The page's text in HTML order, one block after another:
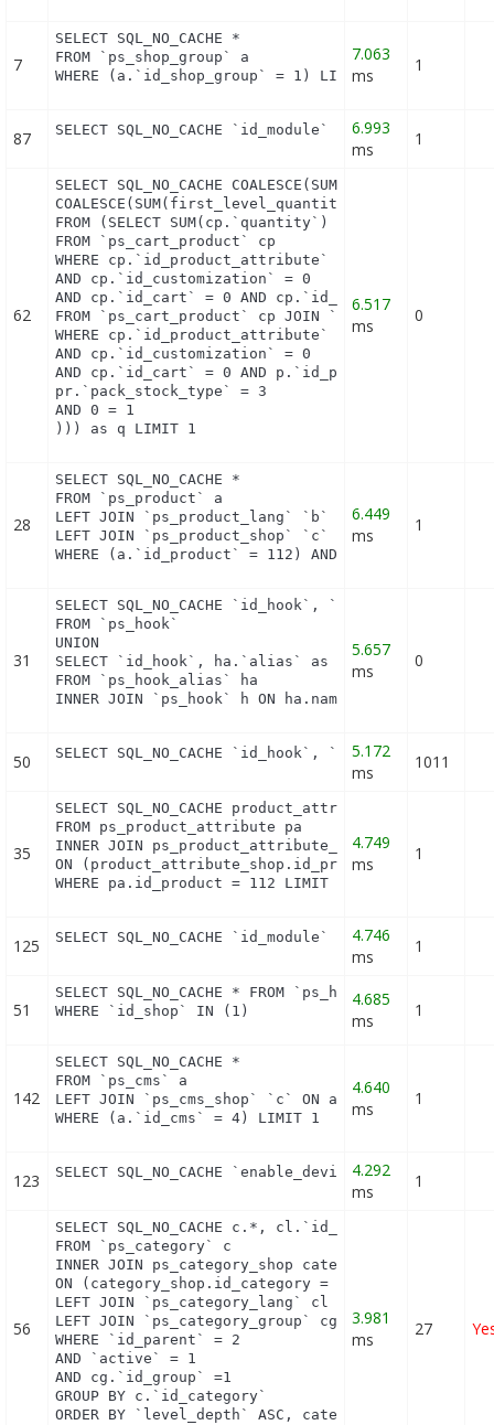
7
SELECT SQL_NO_CACHE *
FROM `ps_shop_group` a
WHERE (a.`id_shop_group` = 1) LIMIT 1
7.063
ms
1
87 SELECT SQL_NO_CACHE `id_module` FROM
6.993
ms
1
62
SELECT SQL_NO_CACHE
COALESCE(SUM(first_level_quantity), 0) as
FROM (SELECT SUM(cp.`quantity`) as
FROM `ps_cart_product` cp
WHERE cp.`id_product_attribute` = 0
AND cp.`id_customization` = 0
AND cp.`id_cart` = 0 AND cp.`id_product` = 112
FROM `ps_cart_product` cp JOIN `ps_pack` p ON
WHERE cp.`id_product_attribute` = 0
AND cp.`id_customization` = 0
AND cp.`id_cart` = 0 AND p.`id_product_item` =
pr.`pack_stock_type` = 3
AND 0 = 1
))) as q LIMIT 1
6.517
ms
0
28
SELECT SQL_NO_CACHE *
FROM `ps_product` a
LEFT JOIN `ps_product_lang` `b` ON
LEFT JOIN `ps_product_shop` `c` ON
WHERE (a.`id_product` = 112) AND (b.`id_shop` =
6.449
ms
1
31
SELECT SQL_NO_CACHE `id_hook`, `name`
FROM `ps_hook`
UNION
SELECT `id_hook`, ha.`alias` as name
FROM `ps_hook_alias` ha
INNER JOIN `ps_hook` h ON ha.name = h.name
5.657
ms
0
50 SELECT SQL_NO_CACHE `id_hook`, `name` FROM
5.172
ms
1011
35
SELECT SQL_NO_CACHE
FROM ps_product_attribute pa
INNER JOIN ps_product_attribute_shop
ON (product_attribute_shop.id_product_attribute
WHERE pa.id_product = 112 LIMIT 1
4.749
ms
1
125 SELECT SQL_NO_CACHE `id_module` FROM
4.746
ms
1
51
SELECT SQL_NO_CACHE * FROM
WHERE `id_shop` IN (1)
4.685
ms
1
142
SELECT SQL_NO_CACHE *
FROM `ps_cms` a
LEFT JOIN `ps_cms_shop` `c` ON a.`id_cms` =
WHERE (a.`id_cms` = 4) LIMIT 1
4.640
ms
1
123 SELECT SQL_NO_CACHE `enable_device` FROM
4.292
ms
1
56
SELECT SQL_NO_CACHE c.*, cl.`id_lang`,
FROM `ps_category` c
INNER JOIN ps_category_shop category_shop
ON (category_shop.id_category = c.id_category
LEFT JOIN `ps_category_lang` cl ON
LEFT JOIN `ps_category_group` cg ON
WHERE `id_parent` = 2
AND `active` = 1
AND cg.`id_group` =1
GROUP BY c.`id_category`
ORDER BY `level_depth` ASC,
3.981
ms
27